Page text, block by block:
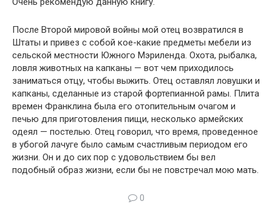
После Второй мировой войны мой отец возвратился в
Штаты и привез с собой кое-какие предметы мебели из
сельской местности Южного Мэриленда. Охота, рыбалка,
ловля животных на капканы — вот чем приходилось
заниматься отцу, чтобы выжить. Отец оставлял ловушки и
капканы, сделанные из старой фортепианной рамы. Плита
времен Франклина была его отопительным очагом и
печью для приго­товления пищи, несколько армейских
одеял — постелью. Отец гово­рил, что время, проведенное
в убогой лачуге было самым счастливым периодом его
жизни. Он и до сих пор с удовольствием бы вел
подобный образ жизни, если бы не повстречал мою мать.
0